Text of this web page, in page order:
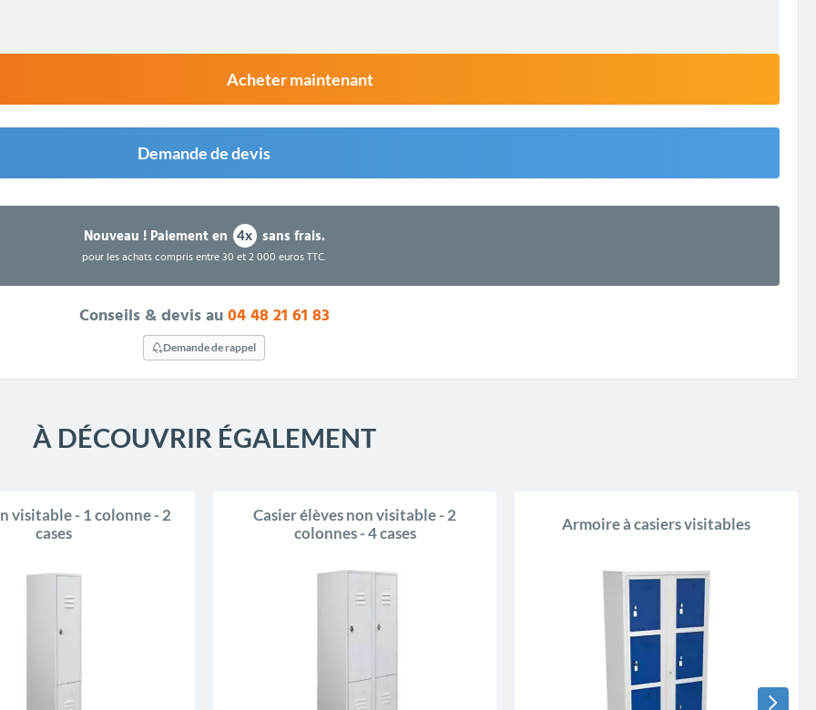
Acheter maintenant
Demande de devis
Nouveau !Paiement en 4x sans frais.
pour les achats compris entre 30 et 2 000 euros TTC.
Conseils & devis au04 48 21 61 83
Demande de rappel
À DÉCOUVRIR ÉGALEMENT
visitable - 1 colonne - 2
cases
Casier élèves non visitable - 2
colonnes - 4 cases
Armoire à casiers visitables